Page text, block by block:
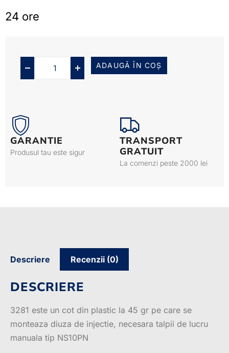
24 ore
ADAUGĂ ÎN COȘ
GARANTIE
Produsul tau este sigur
TRANSPORT
GRATUIT
La comenzi peste 2000 lei
Descriere Recenzii (0)
DESCRIERE
3281 este un cot din plastic la 45 gr pe care se
monteaza diuza de injectie, necesara talpii de lucru
manuala tip NS10PN